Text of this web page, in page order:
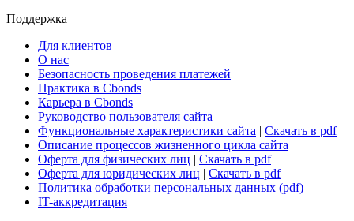
Поддержка
Для клиентов
О нас
Безопасность проведения платежей
Практика в Cbonds
Карьера в Cbonds
Руководство пользователя сайта
Функциональные характеристики сайта | Скачать в pdf
Описание процессов жизненного цикла сайта
Оферта для физических лиц | Скачать в pdf
Оферта для юридических лиц | Скачать в pdf
Политика обработки персональных данных (pdf)
IT-аккредитация